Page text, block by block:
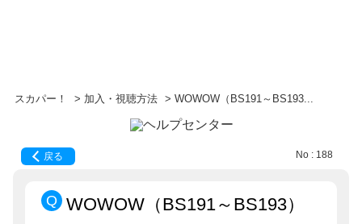
スカパー！ > 加入・視聴方法 > WOWOW（BS191～BS193...
戻る No : 188
WOWOW（BS191～BS193）